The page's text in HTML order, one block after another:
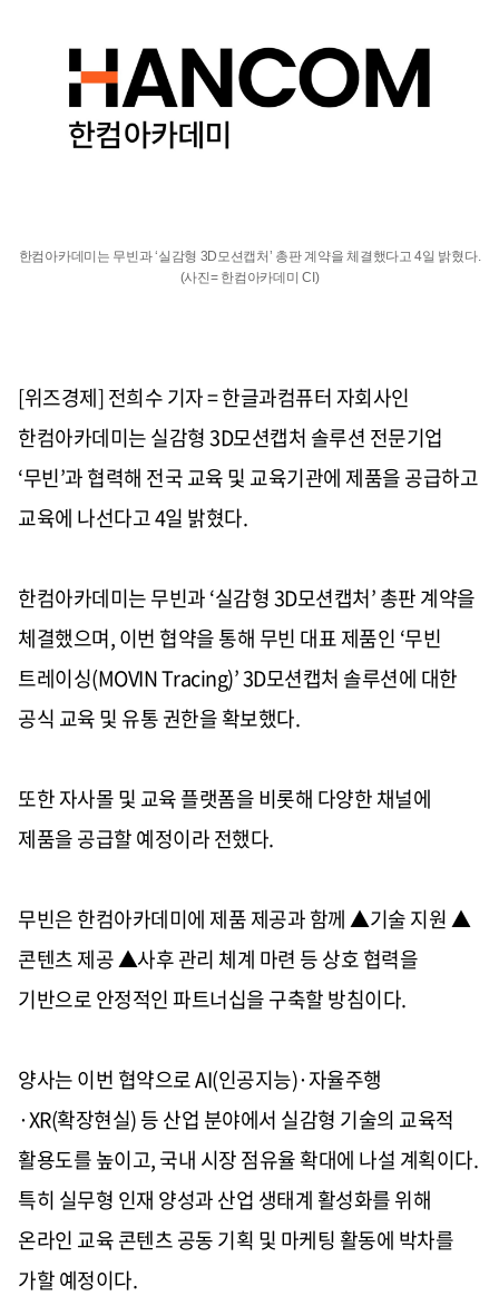
한컴아카데미는 무빈과 ‘실감형 3D모션캡처’ 총판 계약을 체결했다고 4일 밝혔다.
(사진= 한컴아카데미 CI)
[위즈경제] 전희수 기자 = 한글과컴퓨터 자회사인
한컴아카데미는 실감형3D모션캡처 솔루션 전문기업
‘무빈’과 협력해 전국 교육 및 교육기관에 제품을 공급하고
교육에 나선다고4일 밝혔다.
한컴아카데미는 무빈과‘실감형3D모션캡처’총판 계약을
체결했으며,이번 협약을 통해 무빈 대표 제품인 ‘무빈
트레이싱(MOVIN Tracing)’ 3D모션캡처 솔루션에 대한
공식 교육 및 유통 권한을 확보했다.
또한 자사몰 및 교육 플랫폼을 비롯해 다양한 채널에
제품을 공급할 예정이라 전했다.
무빈은 한컴아카데미에 제품 제공과 함께▲기술 지원▲
콘텐츠 제공▲사후 관리 체계 마련 등 상호 협력을
기반으로 안정적인 파트너십을 구축할 방침이다.
양사는 이번 협약으로AI(인공지능)·자율주행
·XR(확장현실)등 산업 분야에서 실감형 기술의 교육적
활용도를 높이고,국내 시장 점유율 확대에 나설 계획이다.
특히 실무형 인재 양성과 산업 생태계 활성화를 위해
온라인 교육 콘텐츠 공동 기획 및 마케팅 활동에 박차를
가할 예정이다.